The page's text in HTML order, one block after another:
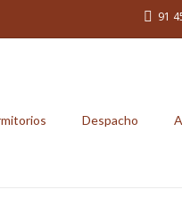
91
Despacho